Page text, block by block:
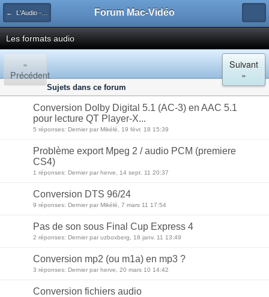
← L'Audio - Uniquement en rapport avec la vidéo. Forum Mac-Vidéo
Les formats audio
«
Précédent
Suivant
»
Sujets dans ce forum
Conversion Dolby Digital 5.1 (AC-3) en AAC 5.1
pour lecture QT Player-X...
5 réponses: Dernier par Mikélé, 19 févr. 18 15:39
Problème export Mpeg 2 / audio PCM (premiere
CS4)
1 réponses: Dernier par herve, 14 sept. 11 20:37
Conversion DTS 96/24
9 réponses: Dernier par Mikélé, 7 mars 11 17:54
Pas de son sous Final Cup Express 4
2 réponses: Dernier par uzboxberg, 18 janv. 11 13:49
Conversion mp2 (ou m1a) en mp3 ?
3 réponses: Dernier par herve, 20 mars 10 14:42
Conversion fichiers audio